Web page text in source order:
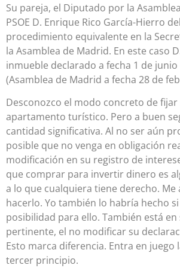
Su pareja, el Diputado por la
PSOE D. Enrique Rico García-Hierro
procedimiento equivalente en la
la Asamblea de Madrid. En este caso
inmueble declarado a fecha 1 de junio
(Asamblea de Madrid a fecha 28 de
Desconozco el modo concreto de fijar
apartamento turístico. Pero a buen
cantidad significativa. Al no ser aún
posible que no venga en obligación
modificación en su registro de
que comprar para invertir dinero es
a lo que cualquiera tiene derecho. Me
hacerlo. Yo también lo habría hecho
posibilidad para ello. También está en
pertinente, el no modificar su
Esto marca diferencia. Entra en juego
tercer principio.